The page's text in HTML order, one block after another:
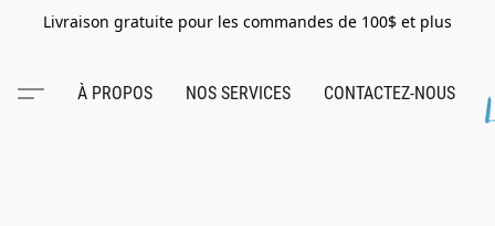
Livraison gratuite pour les commandes de 100$ et plus
À PROPOS NOS SERVICES CONTACTEZ-NOUS